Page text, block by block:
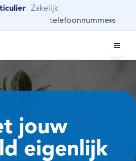
Zakelijk
telefoonnummers
jouw
eigenlijk